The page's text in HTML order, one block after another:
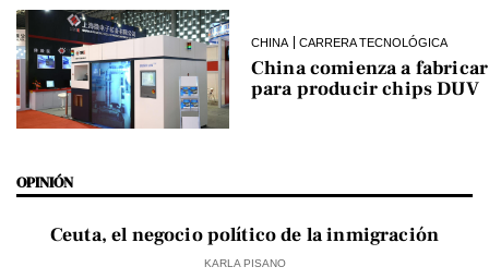
CHINA CARRERA TECNOLÓGICA
China comienza a
para producir chips DUV
OPINIÓN
Ceuta, el negocio político de la inmigración
KARLA PISANO